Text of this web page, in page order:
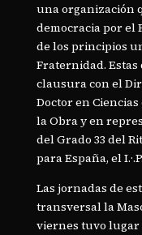
una organización
democracia por el
de los principios
Fraternidad.
clausura con el
Doctor en
la Obra y en
del Grado 33 del
para España, el
Las jornadas de
transversal la
viernes tuvo lugar